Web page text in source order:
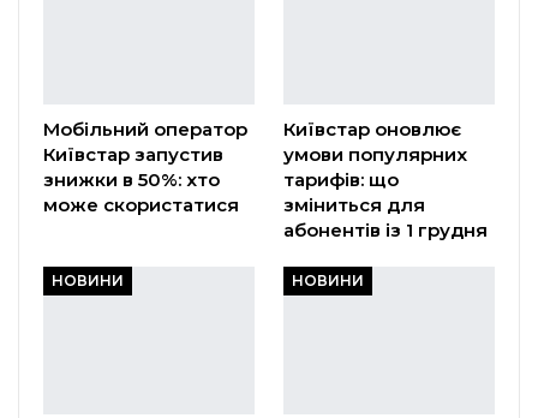
Мобільний оператор
Київстар запустив
знижки в 50%: хто
може скористатися
Київстар оновлює
умови популярних
тарифів: що
зміниться для
абонентів із 1 грудня
НОВИНИ НОВИНИ